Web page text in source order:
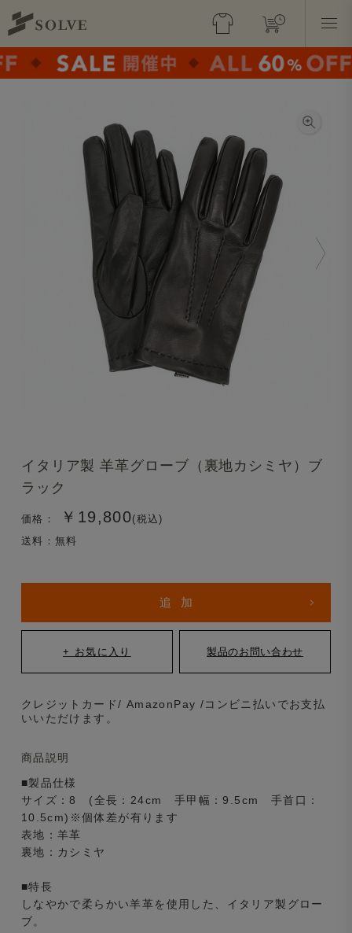
イタリア製 羊革グローブ（裏地カシミヤ）ブ
ラック
価格： ￥19,800(税込)
送料：無料
クレジットカード/ AmazonPay /コンビニ払いでお支払
いいただけます。
商品説明
■製品仕様
サイズ：8 (全長：24cm 手甲幅：9.5cm 手首口：
10.5cm)※個体差が有ります
表地：羊革
裏地：カシミヤ
■特長
しなやかで柔らかい羊革を使用した、イタリア製グロー
ブ。